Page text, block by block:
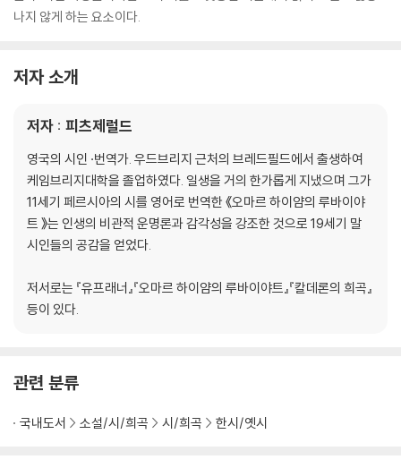
나지 않게 하는 요소이다.
저자 소개
저자 : 피츠제럴드
영국의 시인 ·번역가. 우드브리지 근처의 브레드필드에서 출생하여
케임브리지대학을 졸업하였다. 일생을 거의 한가롭게 지냈으며 그가
11세기 페르시아의 시를 영어로 번역한 《오마르 하이얌의 루바이야
트 》는 인생의 비관적 운명론과 감각성을 강조한 것으로 19세기 말
시인들의 공감을 얻었다.
저서로는 『유프래너』『오마르 하이얌의 루바이야트』『칼데론의 희곡』
등이 있다.
관련 분류
국내도서 소설/시/희곡 시/희곡 한시/옛시